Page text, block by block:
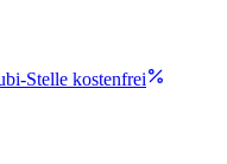
Stelle kostenfrei